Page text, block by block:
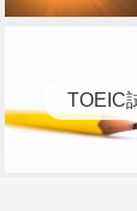
TOEIC